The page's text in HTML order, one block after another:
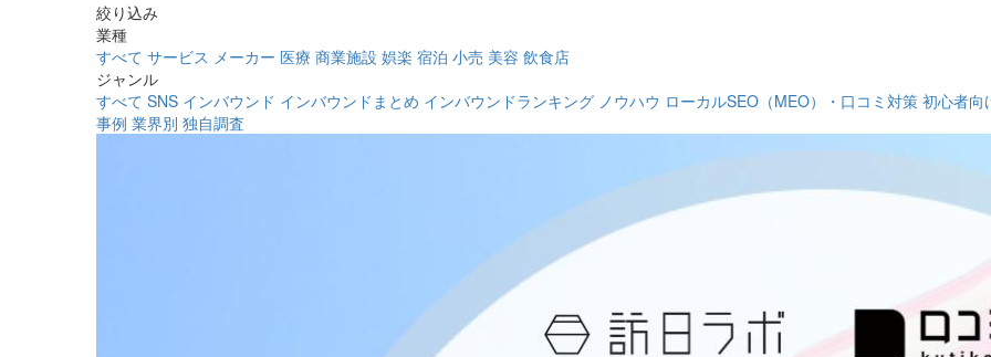
絞り込み
業種
すべて サービス メーカー 医療 商業施設 娯楽 宿泊 小売 美容 飲食店
ジャンル
すべて SNS インバウンド インバウンドまとめ インバウンドランキング ノウハウ ローカルSEO（MEO）・口コミ対策 初心者
事例 業界別 独自調査